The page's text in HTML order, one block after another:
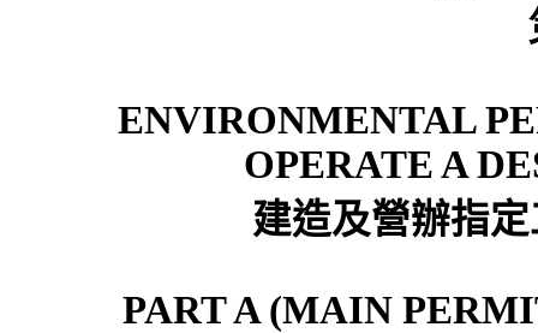
ENVIRONMENTAL
OPERATE A
建造及營辦指定
PART A (MAIN